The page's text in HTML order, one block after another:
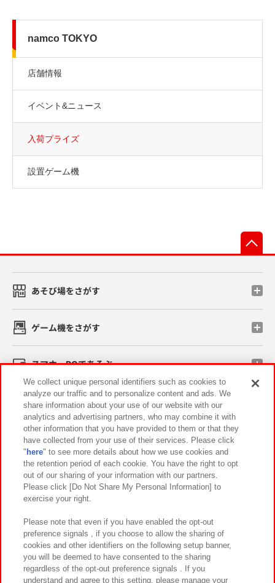
namco TOKYO
店舗情報
イベント&ニュース
入荷プライズ
設置ゲーム機
あそび場をさがす
ゲーム機をさがす
スマホ・PCであそぶ
イベント・キャンペーン
関連会社 サステナビリティ サイトポリシー
プライバシーポリシー ウェブアクセシビリティ方針と検証結果
お取引先さまとともに
カスタマーハラスメント対応方針 よくあるご質問・お問い合わせ
We collect unique personal identifiers such as cookies to
analyze our traffic and to personalize content and ads. We
share information about your use of our website with our
analytics and advertising partners, who may combine it with
other information that you have provided to them or that they
have collected from your use of their services. Please click
" here" to see more details about how we use cookies and
the retention period of each cookie. You have the right to opt
out of our sharing of your information with our partners.
Please click [Do Not Share My Personal Information] to
exercise your right.
Please note that even if you have enabled the opt-out
preference signals , if you choose to allow the sharing of
cookies and other identifiers on the following setup banner,
you will be deemed to have consented to the sharing
regardless of the opt-out preference signals . If you
understand and agree to this setting, please manage your